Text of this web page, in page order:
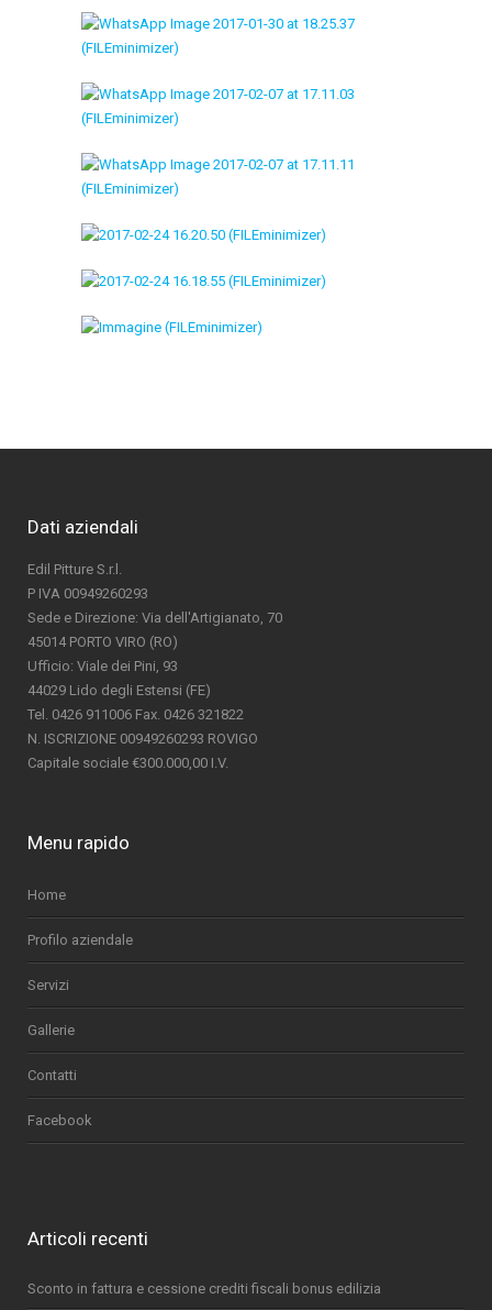
Dati aziendali
Edil Pitture S.r.l.
P IVA 00949260293
Sede e Direzione: Via dell'Artigianato, 70
45014 PORTO VIRO (RO)
Ufficio: Viale dei Pini, 93
44029 Lido degli Estensi (FE)
Tel. 0426 911006 Fax. 0426 321822
N. ISCRIZIONE 00949260293 ROVIGO
Capitale sociale €300.000,00 I.V.
Menu rapido
Home
Profilo aziendale
Servizi
Gallerie
Contatti
Facebook
Articoli recenti
Sconto in fattura e cessione crediti fiscali bonus edilizia